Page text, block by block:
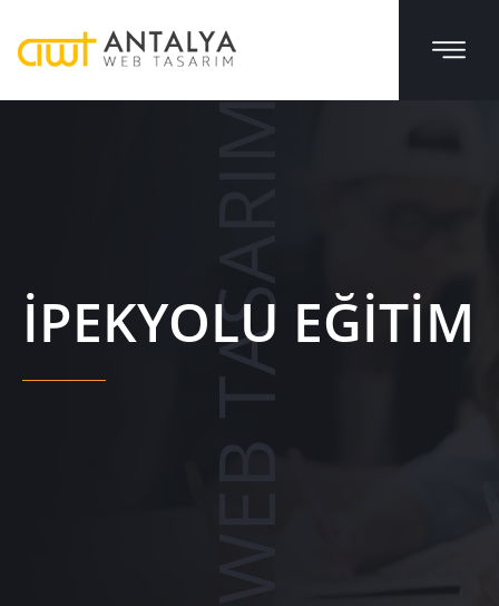
WEB TASARIM
İPEKYOLU EĞITIM